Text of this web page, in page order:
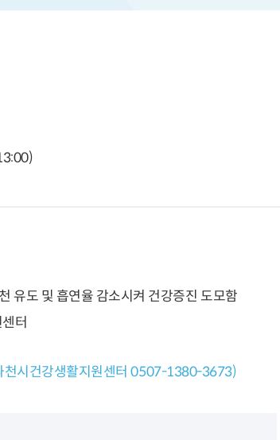
유도 및 흡연율 감소시켜 건강증진 도모함
터
천시건강생활지원센터 0507-1380-3673)